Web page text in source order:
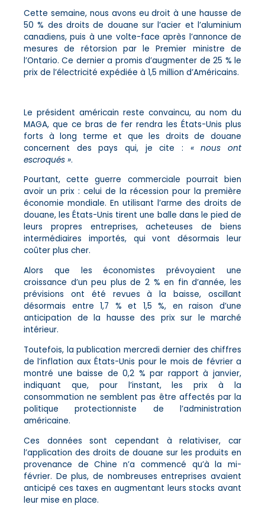
Cette semaine, nous avons eu droit à une hausse de
50 % des droits de douane sur l’acier et l’aluminium
canadiens, puis à une volte-face après l’annonce de
mesures de rétorsion par le Premier ministre de
l’Ontario. Ce dernier a promis d’augmenter de 25 % le
prix de l’électricité expédiée à 1,5 million d’Américains.
Le président américain reste convaincu, au nom du
MAGA, que ce bras de fer rendra les États-Unis plus
forts à long terme et que les droits de douane
concernent des pays qui, je cite : « nous ont
escroqués ».
Pourtant, cette guerre commerciale pourrait bien
avoir un prix : celui de la récession pour la première
économie mondiale. En utilisant l’arme des droits de
douane, les États-Unis tirent une balle dans le pied de
leurs propres entreprises, acheteuses de biens
intermédiaires importés, qui vont désormais leur
coûter plus cher.
Alors que les économistes prévoyaient une
croissance d’un peu plus de 2 % en fin d’année, les
prévisions ont été revues à la baisse, oscillant
désormais entre 1,7 % et 1,5 %, en raison d’une
anticipation de la hausse des prix sur le marché
intérieur.
Toutefois, la publication mercredi dernier des chiffres
de l’inflation aux États-Unis pour le mois de février a
montré une baisse de 0,2 % par rapport à janvier,
indiquant que, pour l’instant, les prix à la
consommation ne semblent pas être affectés par la
politique protectionniste de l’administration
américaine.
Ces données sont cependant à relativiser, car
l’application des droits de douane sur les produits en
provenance de Chine n’a commencé qu’à la mi-
février. De plus, de nombreuses entreprises avaient
anticipé ces taxes en augmentant leurs stocks avant
leur mise en place.